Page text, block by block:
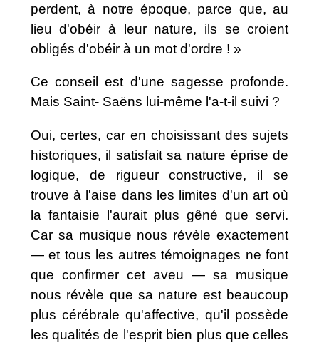
perdent, à notre époque, parce que, au
lieu d'obéir à leur nature, ils se croient
obligés d'obéir à un mot d'ordre ! »
Ce conseil est d'une sagesse profonde.
Mais Saint- Saëns lui-même l'a-t-il suivi ?
Oui, certes, car en choisissant des sujets
historiques, il satisfait sa nature éprise de
logique, de rigueur constructive, il se
trouve à l'aise dans les limites d'un art où
la fantaisie l'aurait plus gêné que servi.
Car sa musique nous révèle exactement
— et tous les autres témoignages ne font
que confirmer cet aveu — sa musique
nous révèle que sa nature est beaucoup
plus cérébrale qu'affective, qu'il possède
les qualités de l'esprit bien plus que celles